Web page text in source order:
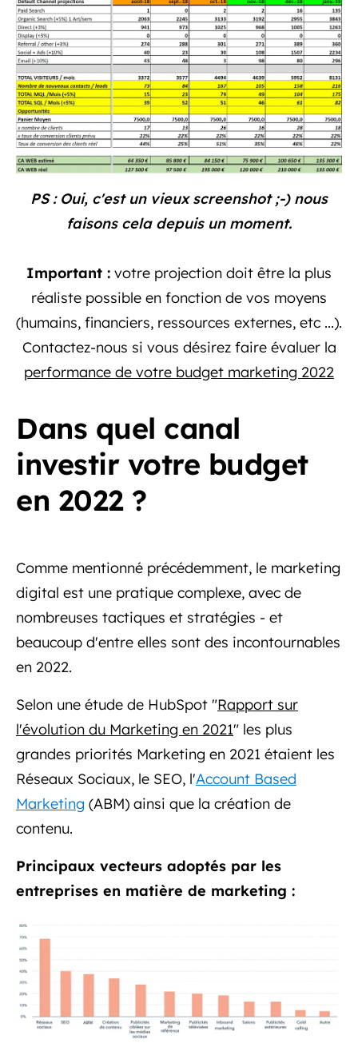
PS : Oui, c'est un vieux screenshot ;-) nous
faisons cela depuis un moment.
Important : votre projection doit être la plus
réaliste possible en fonction de vos moyens
(humains, financiers, ressources externes, etc ...).
Contactez-nous si vous désirez faire évaluer la
performance de votre budget marketing 2022
Dans quel canal
investir votre budget
en 2022 ?
Comme mentionné précédemment, le marketing
digital est une pratique complexe, avec de
nombreuses tactiques et stratégies - et
beaucoup d'entre elles sont des incontournables
en 2022.
Selon une étude de HubSpot "Rapport sur
l'évolution du Marketing en 2021" les plus
grandes priorités Marketing en 2021 étaient les
Réseaux Sociaux, le SEO, l'Account Based
Marketing (ABM) ainsi que la création de
contenu.
Principaux vecteurs adoptés par les
entreprises en matière de marketing :